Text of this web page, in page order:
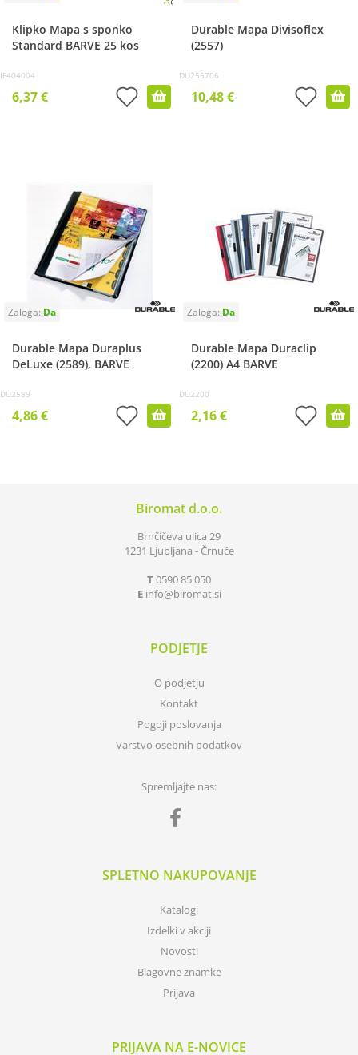
Klipko Mapa s sponko
Standard BARVE 25 kos
IF404004
6,37 €
Durable Mapa Divisoflex
(2557)
DU255706
10,48 €
Durable Mapa Duraplus
DeLuxe (2589), BARVE
DU2589
4,86 €
Durable Mapa Duraclip
(2200) A4 BARVE
DU2200
2,16 €
Biromat d.o.o.
Brnčičeva ulica 29
1231 Ljubljana - Črnuče
T0590 85 050
E info biromat.si
PODJETJE
O podjetju
Kontakt
Pogoji poslovanja
Varstvo osebnih podatkov
Spremljajte nas:
SPLETNO NAKUPOVANJE
Katalogi
Izdelki v akciji
Novosti
Blagovne znamke
Prijava
PRIJAVA NA E-NOVICE